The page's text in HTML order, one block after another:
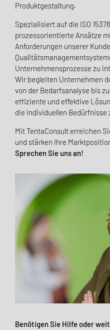
Produktgestaltung.
Spezialisiert auf die ISO
prozessorientierte Ansätze
Anforderungen unserer
Unternehmensprozesse zu
Wir begleiten Unternehmen
von der Bedarfsanalyse bis
effiziente und effektive
die individuellen
Mit TentaConsult erreichen
und stärken Ihre
Sprechen Sie uns an!
Benötigen Sie Hilfe oder